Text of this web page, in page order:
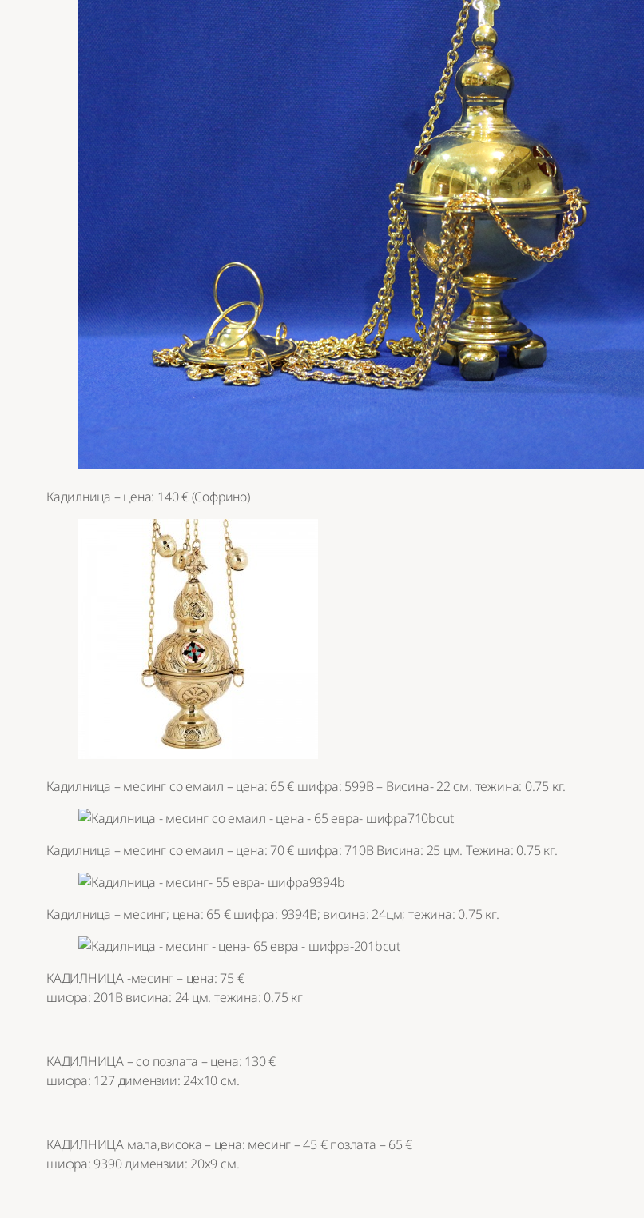
Кадилница – цена: 140 € (Софрино)
Кадилница – месинг со емаил – цена: 65 € шифра: 599В – Висина- 22 см. тежина: 0.75 кг.
Кадилница – месинг со емаил – цена: 70 € шифра: 710В Висина: 25 цм. Тежина: 0.75 кг.
Кадилница – месинг; цена: 65 € шифра: 9394В; висина: 24цм; тежина: 0.75 кг.
КАДИЛНИЦА -месинг – цена: 75 €
шифра: 201В висина: 24 цм. тежина: 0.75 кг
КАДИЛНИЦА – со позлата – цена: 130 €
шифра: 127 димензии: 24х10 см.
КАДИЛНИЦА мала,висока – цена: месинг – 45 € позлата – 65 €
шифра: 9390 димензии: 20х9 см.